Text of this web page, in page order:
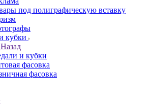
под полиграфическую вставку
кубки
Назад
и кубки
фасовка
фасовка